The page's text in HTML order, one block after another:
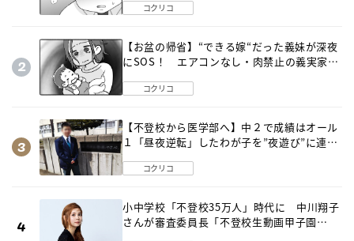
コクリコ
【お盆の帰省】“できる嫁“だった義妹が深夜
にSOS！ エアコンなし・肉禁止の義実家ル
コクリコ
【不登校から医学部へ】中２で成績はオール
１「昼夜逆転」したわが子を”夜遊び”に連れ
コクリコ
小中学校「不登校35万人」時代に 中川翔子
さんが審査委員長「不登校生動画甲子園